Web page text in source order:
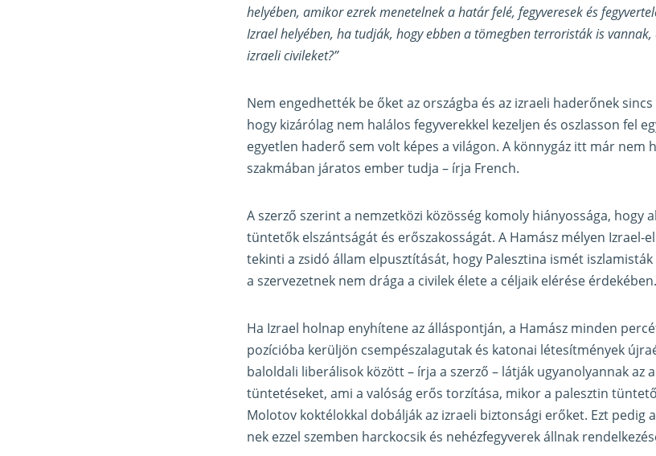
helyében, amikor ezrek menetelnek a határ felé, fegyveresek és
Izrael helyében, ha tudják, hogy ebben a tömegben terroristák is
izraeli civileket?”
Nem engedhették be őket az országba és az izraeli haderőnek
hogy kizárólag nem halálos fegyverekkel kezeljen és oszlasson fel
egyetlen haderő sem volt képes a világon. A könnygáz itt már nem
szakmában járatos ember tudja – írja French.
A szerző szerint a nemzetközi közösség komoly hiányossága, hogy
tüntetők elszántságát és erőszakosságát. A Hamász mélyen Izrael-
tekinti a zsidó állam elpusztítását, hogy Palesztina ismét
a szervezetnek nem drága a civilek élete a céljaik elérése érdekében.
Ha Izrael holnap enyhítene az álláspontján, a Hamász minden
pozícióba kerüljön csempészalagutak és katonai létesítmények
baloldali liberálisok között – írja a szerző – látják ugyanolyannak az
tüntetéseket, ami a valóság erős torzítása, mikor a palesztin
Molotov koktélokkal dobálják az izraeli biztonsági erőket. Ezt pedig
nek ezzel szemben harckocsik és nehézfegyverek állnak